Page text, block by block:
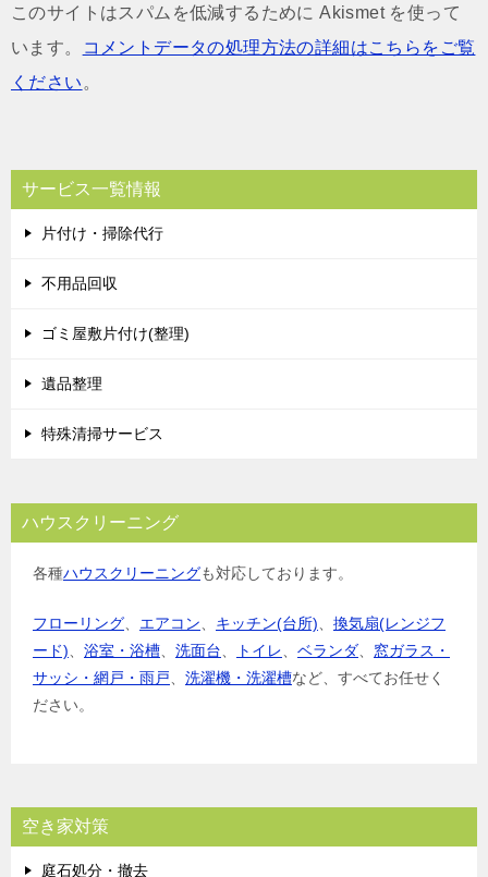
このサイトはスパムを低減するために Akismet を使って
います。
コメントデータの処理方法の詳細はこちらをご覧
ください 。
サービス一覧情報
片付け・掃除代行
不用品回収
ゴミ屋敷片付け(整理)
遺品整理
特殊清掃サービス
ハウスクリーニング
各種ハウスクリーニングも対応しております。
フローリング エアコン キッチン(台所)
換気扇(レンジフ
ード)
浴室・浴槽 洗面台 トイレ ベランダ
窓ガラス・
サッシ・網戸・雨戸
洗濯機・洗濯槽など、すべてお任せく
ださい。
空き家対策
庭石処分・撤去